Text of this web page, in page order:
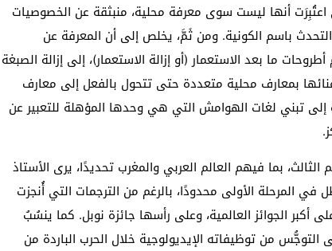
اعتُبِرَت أنها ليست سوى معرفة محلية، منبثقة عن الخصوصيات
التحدث باسم الكونية. ومن ثَمَّ، يخلص إلى أن المعرفة عن
ما بعد الاستعمار (أو إزالة الاستعمار)، إلى إزالة الصبغة
بمعارف محلية متعددة حتى تتحول بالفعل إلى معارف
تبني لغات الهوامش التي هي وحدها المؤهلة للتعبير عن
بما فيهم العالم العربي والمغرب تحديدًا، يرى الأستاذ
المرحلة الأولى محدودًا، بالرغم من الترجمات التي أُنجزت
أكبر الجوائز العالمية، وعلى رأسها جائزة نوبل. كما ينسُبُ
التوجُّس من توظيفاته الإيديولوجية خلال الحرب الباردة من